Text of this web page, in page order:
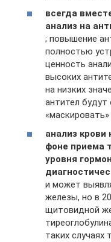
всегда
анализ на
; повышение
полностью
ценность
высоких
на низких
антител
анализ крови
фоне приема
уровня
и может
железы, но в
щитовидной
таких случаях